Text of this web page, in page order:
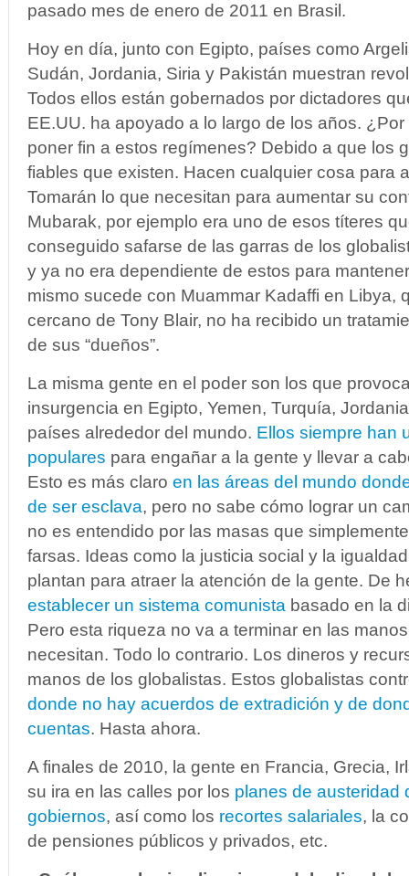
pasado mes de enero de 2011 en Brasil.
Hoy en día, junto con Egipto, países como
Sudán, Jordania, Siria y Pakistán muestran
Todos ellos están gobernados por dictadores
EE.UU. ha apoyado a lo largo de los años. ¿Por
poner fin a estos regímenes? Debido a que los
fiables que existen. Hacen cualquier cosa para
Tomarán lo que necesitan para aumentar su
Mubarak, por ejemplo era uno de esos títeres
conseguido safarse de las garras de los
y ya no era dependiente de estos para
mismo sucede con Muammar Kadaffi en Libya,
cercano de Tony Blair, no ha recibido un
de sus “dueños”.
La misma gente en el poder son los que
insurgencia en Egipto, Yemen, Turquía,
países alrededor del mundo. Ellos siempre han
populares para engañar a la gente y llevar a
Esto es más claro en las áreas del mundo
de ser esclava, pero no sabe cómo lograr un
no es entendido por las masas que
farsas. Ideas como la justicia social y la
plantan para atraer la atención de la gente. De
establecer un sistema comunista basado en la
Pero esta riqueza no va a terminar en las
necesitan. Todo lo contrario. Los dineros y
manos de los globalistas. Estos globalistas
donde no hay acuerdos de extradición y de
cuentas. Hasta ahora.
A finales de 2010, la gente en Francia, Grecia,
su ira en las calles por los planes de austeridad
gobiernos, así como los recortes salariales, la
de pensiones públicos y privados, etc.